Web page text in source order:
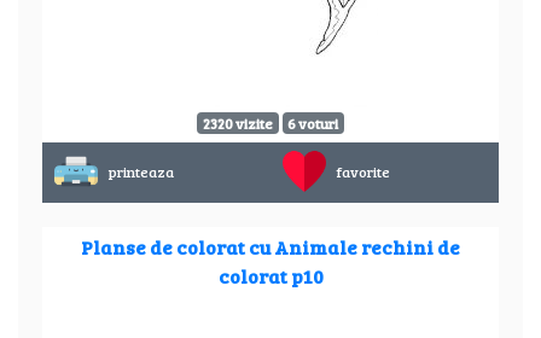
2320 vizite 6 voturi
printeaza favorite
Planse de colorat cu Animale rechini de
colorat p10